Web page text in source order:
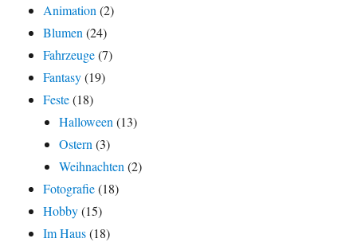
Animation (2)
Blumen (24)
Fahrzeuge(7)
Fantasy(19)
Feste(18)
Halloween (13)
Ostern (3)
Weihnachten (2)
Fotografie(18)
Hobby(15)
Im Haus(18)